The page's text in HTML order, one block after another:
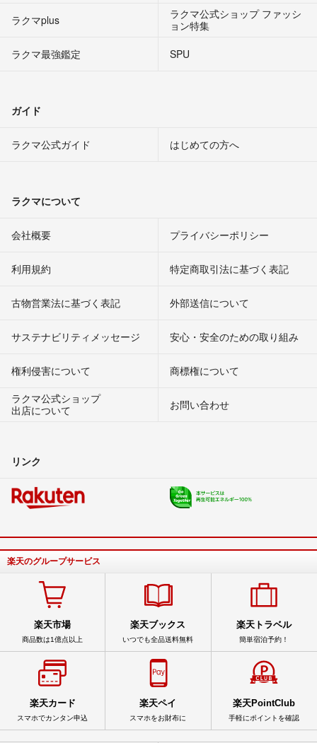
ラクマplus
ラクマ公式ショップ ファッシ
ョン特集
ラクマ最強鑑定
SPU
ガイド
ラクマ公式ガイド はじめての方へ
ラクマについて
会社概要 プライバシーポリシー
利用規約 特定商取引法に基づく表記
古物営業法に基づく表記 外部送信について
サステナビリティメッセージ 安心・安全のための取り組み
権利侵害について
商標権について
ラクマ公式ショップ
出店について
お問い合わせ
リンク
楽天のグループサービス
楽天市場
商品数は1億点以上
楽天ブックス
いつでも全品送料無料
楽天トラベル
簡単宿泊予約！
楽天カード
スマホでカンタン申込
楽天ペイ
スマホをお財布に
楽天PointClub
手軽にポイントを確認